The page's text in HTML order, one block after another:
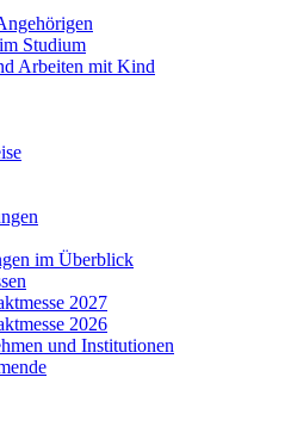
Studium
Arbeiten mit Kind
im Überblick
2027
2026
und Institutionen